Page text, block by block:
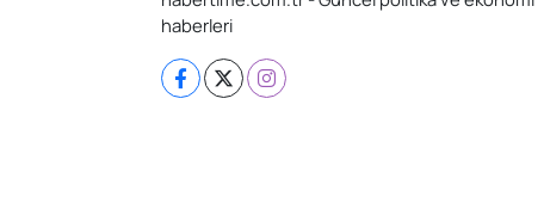
haberleri